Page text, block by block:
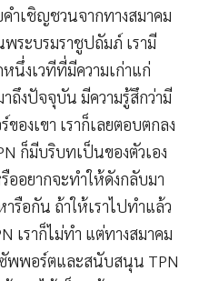
คำเชิญชวนจากทางสมาคม
พระบรมราชูปถัมภ์ เรามี
นึ่งเวทีที่มีความเก่าแก่
งปัจจุบัน มีความรู้สึกว่ามี
องเขา เราก็เลยตอบตกลง
ก็มีบริบทเป็นของตัวเอง
อยากจะทำให้ดังกลับมา
รือกัน ถ้าให้เราไปทำแล้ว
เราก็ไม่ทำ แต่ทางสมาคม
ซัพพอร์ตและสนับสนุน TPN